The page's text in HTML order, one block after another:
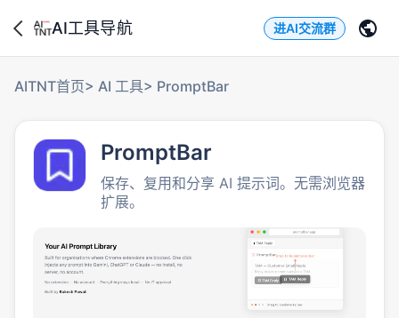
AI工具导航 进AI交流群
AITNT首页> AI 工具> PromptBar
PromptBar
保存、复用和分享 AI 提示词。无需浏览器
扩展。